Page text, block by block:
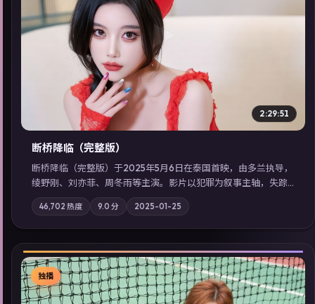
▶
2:29:51
断桥降临（完整版）
断桥降临（完整版）于2025年5月6日在泰国首映，由多兰执导，
绫野刚、刘亦菲、周冬雨等主演。影片以犯罪为叙事主轴，失踪
人口档案牵出跨国灰色产业链；摄影与配乐强化地域气质；站内
亦可通过「国产免费观看高清电视剧在线看」延展检索同类型高
分佳作，畅享高清在线追剧体验。
46,702 热度 9.0 分 2025-01-25
独播